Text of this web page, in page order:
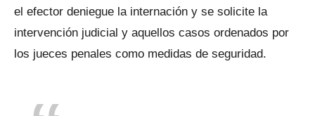
el efector deniegue la internación y se solicite la
intervención judicial y aquellos casos ordenados por
los jueces penales como medidas de seguridad.